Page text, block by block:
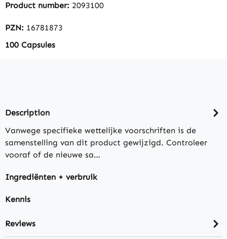
Product number: 2093100
PZN: 16781873
100 Capsules
Description
Vanwege specifieke wettelijke voorschriften is de
samenstelling van dit product gewijzigd. Controleer
vooraf of de nieuwe sa…
Ingrediënten + verbruik
Kennis
Reviews